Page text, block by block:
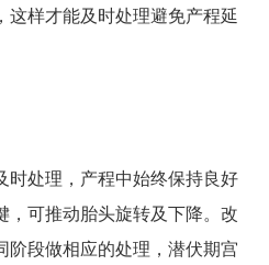
这样才能及时处理避免产程延
时处理，产程中始终保持良好
，可推动胎头旋转及下降。改
阶段做相应的处理，潜伏期宫